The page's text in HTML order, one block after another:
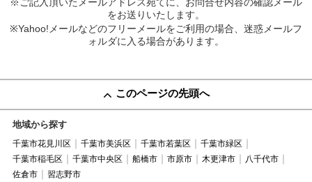
をお送りいたします。
※Yahoo!メールなどのフリーメールをご利用の場合、迷惑メールフ
ォルダに入る場合があります。
このページの先頭へ
地域から探す
千葉市花見川区 千葉市美浜区 千葉市若葉区
千葉市緑区
千葉市稲毛区
千葉市中央区 船橋市 市原市 木更津市
八千代市
佐倉市
習志野市